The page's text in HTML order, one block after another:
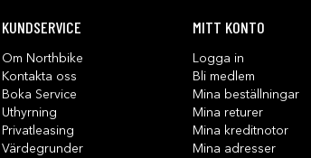
KUNDSERVICE
Om Northbike
Kontakta oss
Boka Service
Uthyrning
Privatleasing
Värdegrunder
MITT KONTO
Logga in
Bli medlem
Mina beställningar
Mina returer
Mina kreditnotor
Mina adresser